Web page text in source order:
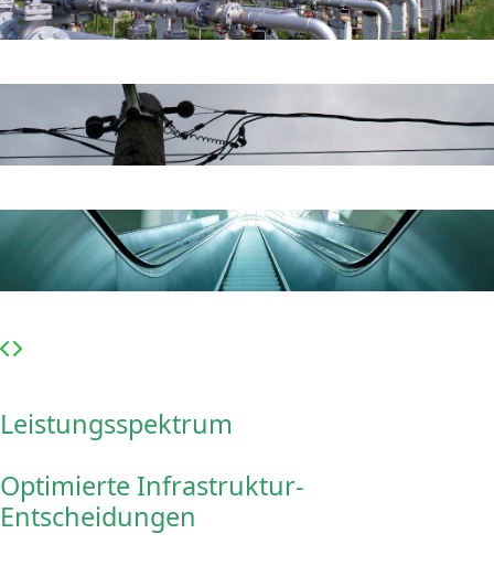
Leistungsspektrum
Optimierte Infrastruktur-
Entscheidungen